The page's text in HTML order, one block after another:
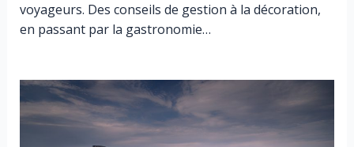
voyageurs. Des conseils de gestion à la décoration,
en passant par la gastronomie…